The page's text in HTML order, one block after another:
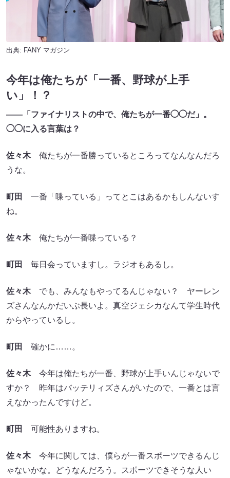
出典: FANY マガジン
今年は俺たちが「一番、野球が上手
い」！？
――「ファイナリストの中で、俺たちが一番◯◯だ」。
◯◯に入る言葉は？
佐々木俺たちが一番勝っているところってなんなんだろ
うな。
町田
一番「喋っている」ってとこはあるかもしんないす
ね。
佐々木俺たちが一番喋っている？
町田 毎日会っていますし。ラジオもあるし。
佐々木でも、みんなもやってるんじゃない？ ヤーレン
ズさんなんかだいぶ長いよ。真空ジェシカなんて学生時代
からやっているし。
町田 確かに……。
佐々木今年は俺たちが一番、野球が上手いんじゃないで
すか？ 昨年はバッテリィズさんがいたので、一番とは言
えなかったんですけど。
町田 可能性ありますね。
佐々木今年に関しては、僕らが一番スポーツできるんじ
ゃないかな。どうなんだろう。スポーツできそうな人い